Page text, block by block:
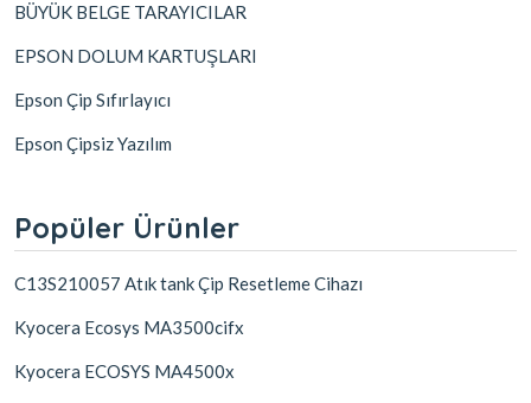
BÜYÜK BELGE TARAYICILAR
EPSON DOLUM KARTUŞLARI
Epson Çip Sıfırlayıcı
Epson Çipsiz Yazılım
Popüler Ürünler
C13S210057 Atık tank Çip Resetleme Cihazı
Kyocera Ecosys MA3500cifx
Kyocera ECOSYS MA4500x